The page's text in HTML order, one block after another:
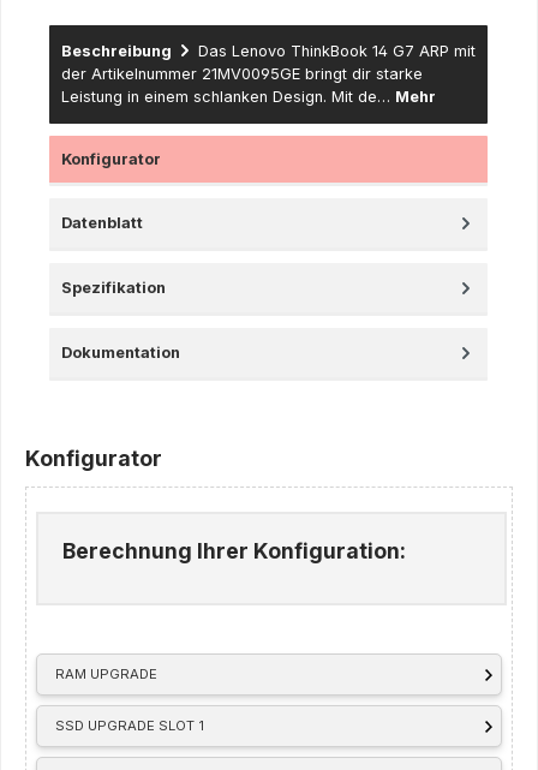
Beschreibung
Das Lenovo ThinkBook 14 G7 ARP mit
der Artikelnummer 21MV0095GE bringt dir starke
Leistung in einem schlanken Design. Mit de… Mehr
Konfigurator
Datenblatt
Spezifikation
Dokumentation
Konfigurator
RAM UPGRADE
SSD UPGRADE SLOT 1
Berechnung Ihrer Konfiguration: